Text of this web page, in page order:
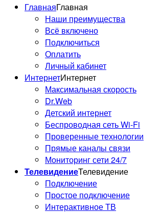
ГлавнаяГлавная
Наши преимущества
Всё включено
Подключиться
Оплатить
Личный кабинет
ИнтернетИнтернет
Максимальная скорость
Dr.Web
Детский интернет
Беспроводная сеть Wi-Fi
Проверенные технологии
Прямые каналы связи
Мониторинг сети 24/7
ТелевидениеТелевидение
Подключение
Простое подключение
Интерактивное ТВ